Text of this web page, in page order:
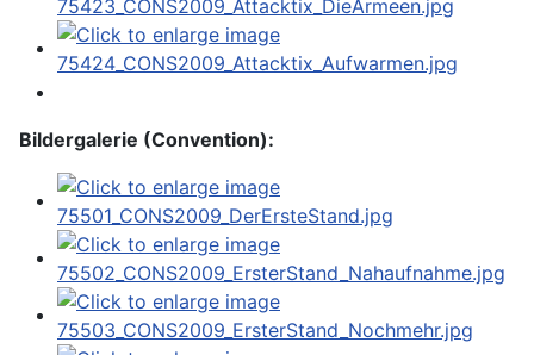
Bildergalerie (Convention):